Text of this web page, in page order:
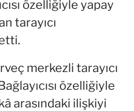
özelliğiyle yapay
tarayıcı
merkezli tarayıcı
özelliğiyle
arasındaki ilişkiyi